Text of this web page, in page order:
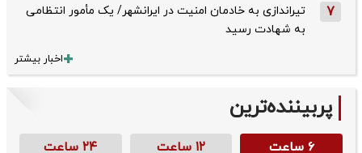
7
تیراندازی به خادمان امنیت در ایرانشهر/ یک مأمور انتظامی
به شهادت رسید
اخبار بیشتر
پربیننده‌ترین
۶ ساعت ۱۲ ساعت ۲۴ ساعت